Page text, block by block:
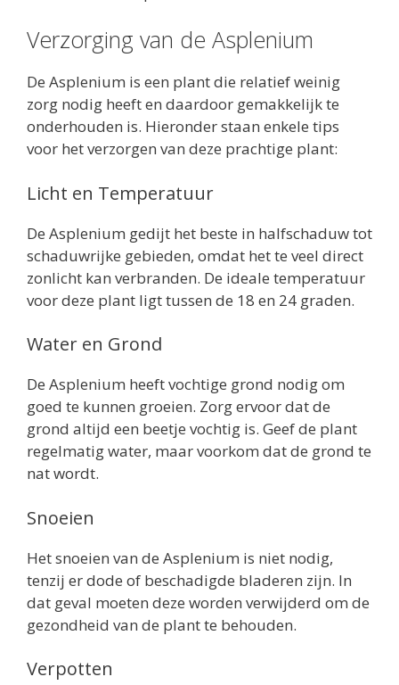
Verzorging van de Asplenium
De Asplenium is een plant die relatief weinig
zorg nodig heeft en daardoor gemakkelijk te
onderhouden is. Hieronder staan enkele tips
voor het verzorgen van deze prachtige plant:
Licht en Temperatuur
De Asplenium gedijt het beste in halfschaduw tot
schaduwrijke gebieden, omdat het te veel direct
zonlicht kan verbranden. De ideale temperatuur
voor deze plant ligt tussen de 18 en 24 graden.
Water en Grond
De Asplenium heeft vochtige grond nodig om
goed te kunnen groeien. Zorg ervoor dat de
grond altijd een beetje vochtig is. Geef de plant
regelmatig water, maar voorkom dat de grond te
nat wordt.
Snoeien
Het snoeien van de Asplenium is niet nodig,
tenzij er dode of beschadigde bladeren zijn. In
dat geval moeten deze worden verwijderd om de
gezondheid van de plant te behouden.
Verpotten